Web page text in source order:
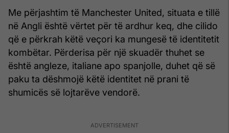
Me përjashtim të Manchester United, situata e tillë
në Angli është vërtet për të ardhur keq, dhe cilido
që e përkrah këtë veçori ka mungesë të identitetit
kombëtar. Përderisa për një skuadër thuhet se
është angleze, italiane apo spanjolle, duhet që së
paku ta dëshmojë këtë identitet në prani të
shumicës së lojtarëve vendorë.